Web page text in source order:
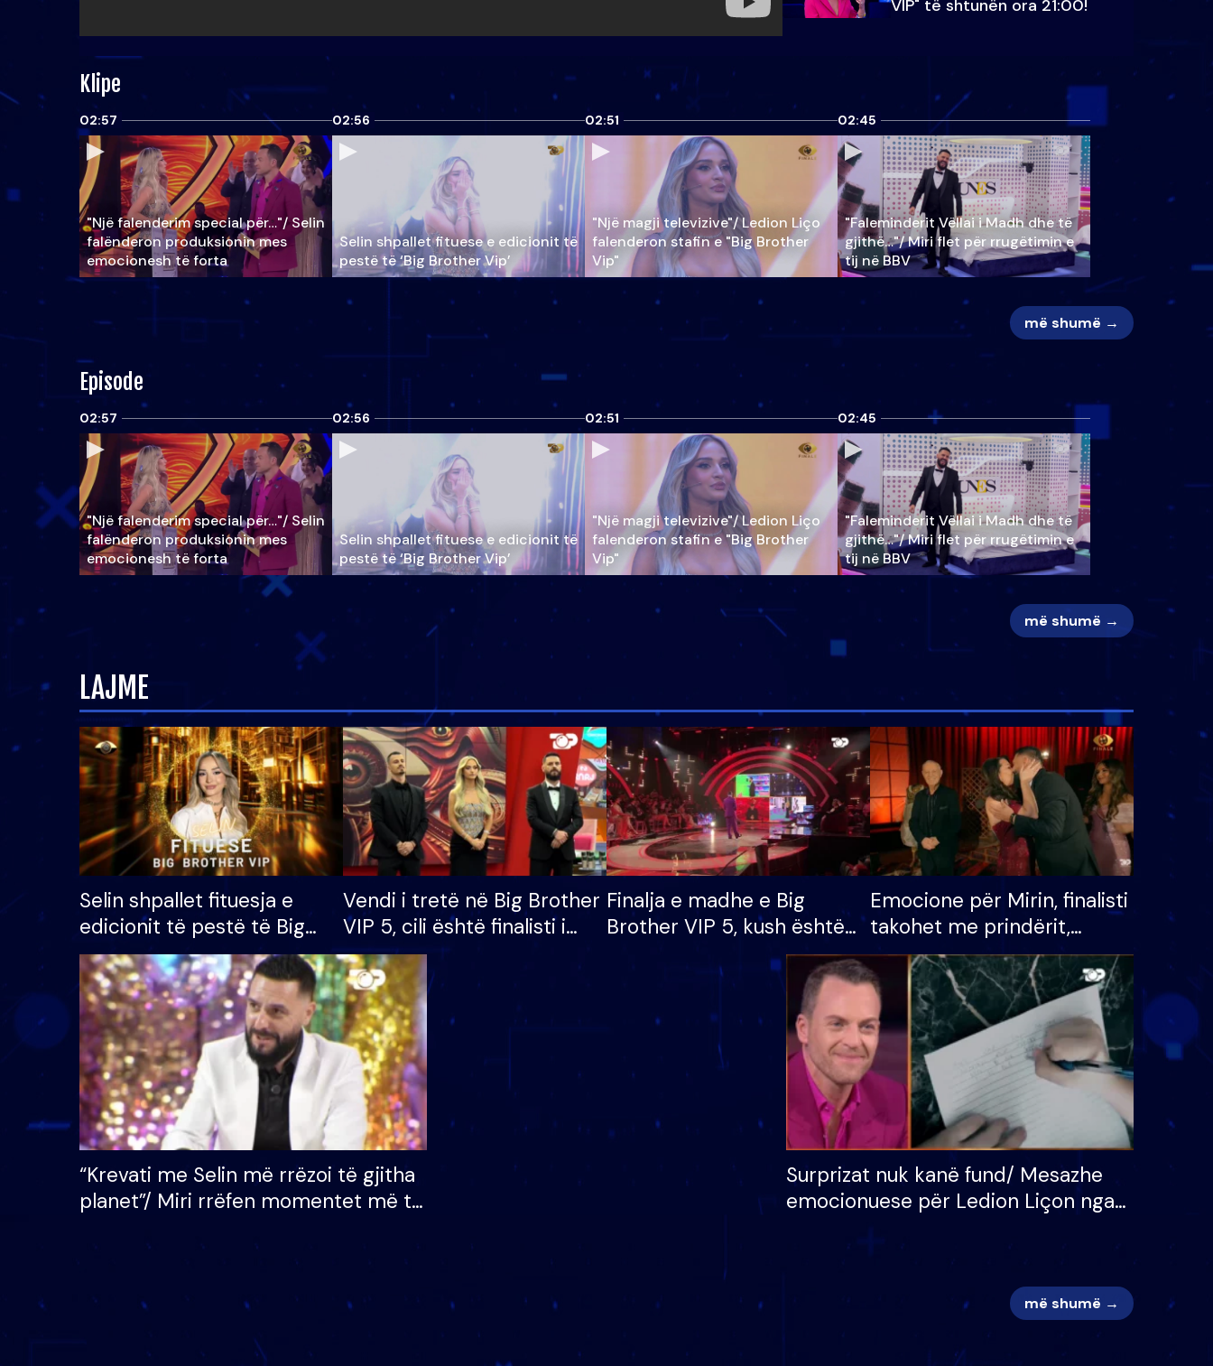
VIP" të shtunën ora 21:00!
Klipe
02:57
"Një falenderim special për…"/ Selin
falënderon produksionin mes
emocionesh të forta
02:56
Selin shpallet fituese e edicionit të
pestë të ‘Big Brother Vip’
02:51
"Një magji televizive"/ Ledion Liço
falenderon stafin e "Big Brother
Vip"
02:45
"Faleminderit Vëllai i Madh dhe të
gjithë…"/ Miri flet për rrugëtimin e
tij në BBV
më shumë →
Episode
02:57
"Një falenderim special për…"/ Selin
falënderon produksionin mes
emocionesh të forta
02:56
Selin shpallet fituese e edicionit të
pestë të ‘Big Brother Vip’
02:51
"Një magji televizive"/ Ledion Liço
falenderon stafin e "Big Brother
Vip"
02:45
"Faleminderit Vëllai i Madh dhe të
gjithë…"/ Miri flet për rrugëtimin e
tij në BBV
më shumë →
LAJME
Selin shpallet fituesja e
edicionit të pestë të Big
Brother VIP, rrëmben
çmimin e madh prej 100
mijë eurosh
Vendi i tretë në Big Brother
VIP 5, cili është finalisti i
radhës që lë shtëpinë
Finalja e madhe e Big
Brother VIP 5, kush është
banori i parë që lë shtëpinë
dhe humb mundësinë për
të fituar çmimin e madh
Emocione për Mirin, finalisti
takohet me prindërit,
vajzën dhe bashkëshorten:
S’kemi ndonjë letër divorci
apo jo?
“Krevati me Selin më rrëzoi të gjitha
planet”/ Miri rrëfen momentet më të
mungojë zilja e mëngjesit kur…
Surprizat nuk kanë fund/ Mesazhe
emocionuese për Ledion Liçon nga
më shumë →